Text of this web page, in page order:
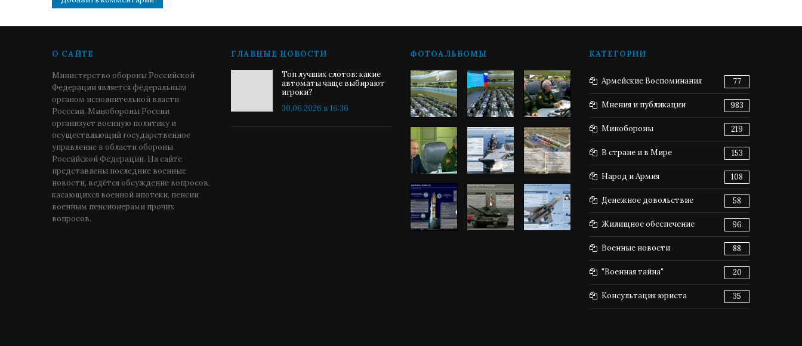
О САЙТЕ
Министерство обороны Российской
Федерации является федеральным
органом исполнительной власти
Росссии. Минобороны России
организует военную политику и
осуществляющий государственное
управление в области обороны
Российской Федерации. На сайте
представлены последние военные
новости, ведётся обсуждение вопросов,
касающихся военной ипотеки, пенсии
военным пенсионерами прочих
вопросов.
ГЛАВНЫЕ НОВОСТИ
Топ лучших слотов: какие
автоматы чаще выбирают
игроки?
30.06.2026 в 16:36
ФОТОАЛЬБОМЫ КАТЕГОРИИ
Армейские Воспоминания 77
Мнения и публикации 983
Минобороны 219
В стране и в Мире 153
Народ и Армия 108
Денежное довольствие 58
Жилищное обеспечение 96
Военные новости 88
"Военная тайна" 20
Консультация юриста 35